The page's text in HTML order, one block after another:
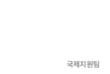
국제지원팀